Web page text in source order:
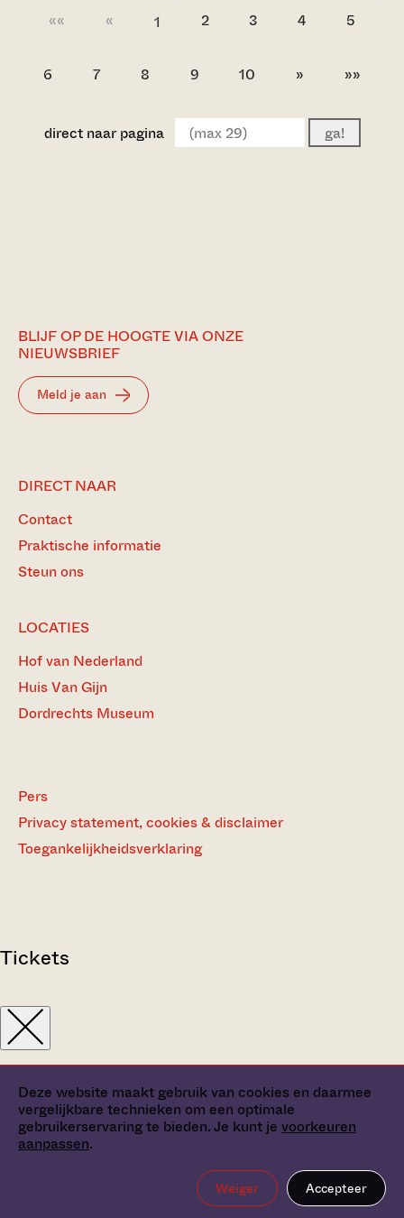
Deze website maakt gebruik van cookies en daarmee
vergelijkbare technieken om een optimale
gebruikerservaring te bieden. Je kunt je voorkeuren
aanpassen.
Weiger Accepteer
«« « 1 2 3 4 5
6 7 8 9 10 » »»
direct naar pagina ga!
BLIJF OP DE HOOGTE VIA ONZE
NIEUWSBRIEF
Meld je aan
DIRECT NAAR
Contact
Praktische informatie
Steun ons
LOCATIES
Hof van Nederland
Huis Van Gijn
Dordrechts Museum
Pers
Privacy statement, cookies & disclaimer
Toegankelijkheidsverklaring
Tickets